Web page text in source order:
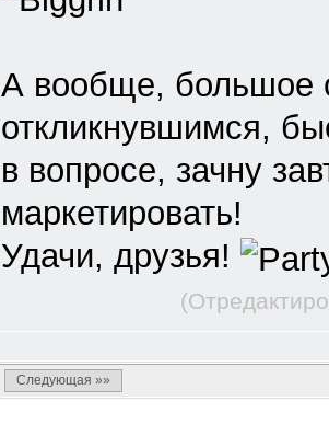
А вообще, большое
откликнувшимся,
в вопросе, зачну
маркетировать!
Удачи, друзья!
Следующая »»